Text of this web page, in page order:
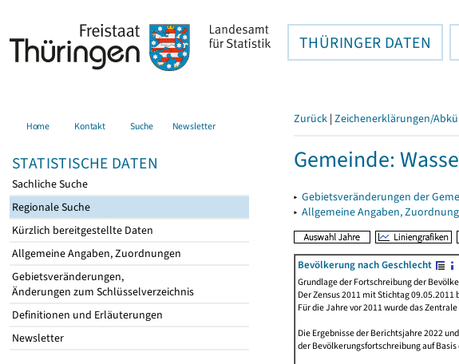
THÜRINGER DATEN
Home Kontakt Suche Newsletter
STATISTISCHE DATEN
Sachliche Suche
Regionale Suche
Kürzlich bereitgestellte Daten
Allgemeine Angaben, Zuordnungen
Gebietsveränderungen,
Änderungen zum Schlüsselverzeichnis
Definitionen und Erläuterungen
Newsletter
Zurück | Zeichenerklärungen/
Gemeinde:
▸ Gebietsveränderungen der
▸ Allgemeine Angaben,
Bevölkerung nach Geschlecht
Grundlage der Fortschreibung der
Der Zensus 2011 mit Stichtag
Für die Jahre vor 2011 wurde das
Die Ergebnisse der Berichtsjahre 2022
der Bevölkerungsfortschreibung auf